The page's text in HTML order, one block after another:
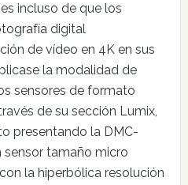
incluso de que los
digital
de vídeo en 4K en sus
la modalidad de
sensores de formato
de su sección Lumix,
presentando la DMC-
sensor tamaño micro
la hiperbólica resolución